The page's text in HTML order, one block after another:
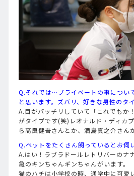
Q.それでは…プライベートの事につい
と思います。ズバリ、好きな男性のタ
A.目がパッチリしていて「これでもか
がタイプです(笑)レオナルド・ディカ
ら高良健吾さんとか、満島真之介さん
Q.ペットをたくさん飼っているとお伺
A.はい！ラブラドールレトリバーのナ
亀のキンちゃんギンちゃんがいます。
猫のハチは小学校の時、通学中に可愛